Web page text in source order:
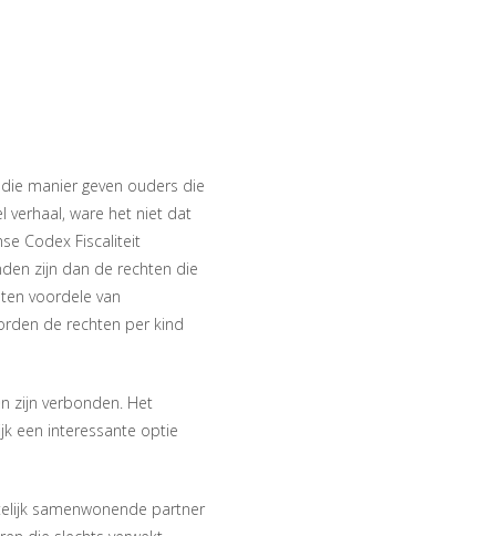
manier geven ouders die
verhaal, ware het niet dat
Codex Fiscaliteit
zijn dan de rechten die
voordele van
de rechten per kind
zijn verbonden. Het
een interessante optie
samenwonende partner